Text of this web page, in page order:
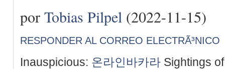
por Tobias Pilpel (2022-11-15)
RESPONDER AL CORREO ELECTRÃ³NICO
Inauspicious: 온라인바카라 Sightings